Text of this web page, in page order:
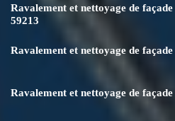
Ravalement et nettoyage de
59213
Ravalement et nettoyage de
Ravalement et nettoyage de